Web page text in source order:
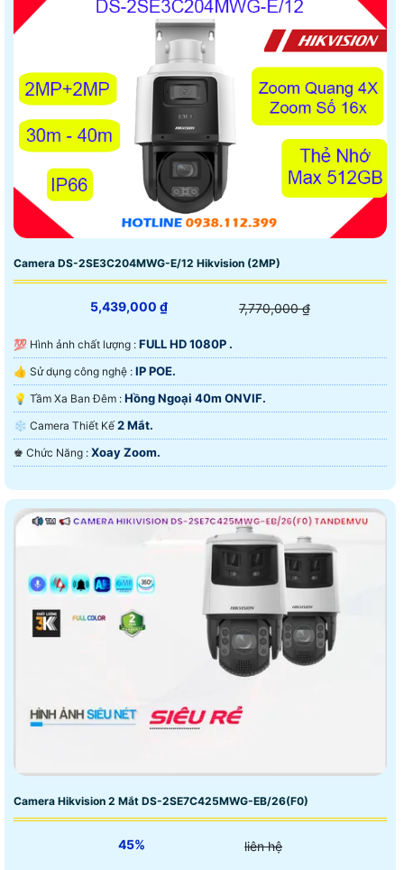
Camera DS-2SE3C204MWG-E/12 Hikvision (2MP)
5,439,000 ₫ 7,770,000 ₫
💯 Hình ảnh chất lượng : FULL HD 1080P .
👍 Sử dụng công nghệ : IP POE.
💡 Tầm Xa Ban Đêm : Hồng Ngoại 40m ONVIF.
❄ Camera Thiết Kế 2 Mắt.
️♚ Chức Năng : Xoay Zoom.
Camera Hikvision 2 Mắt DS-2SE7C425MWG-EB/26(F0)
45% liên hệ